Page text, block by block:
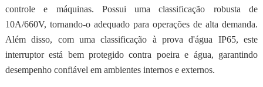
controle e máquinas. Possui uma classificação robusta de
10A/660V, tornando-o adequado para operações de alta demanda.
Além disso, com uma classificação à prova d'água IP65, este
interruptor está bem protegido contra poeira e água, garantindo
desempenho confiável em ambientes internos e externos.